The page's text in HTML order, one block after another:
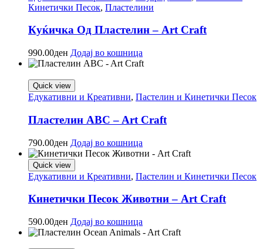
Кинетички Песок, Пластелини
Куќичка Од Пластелин – Art Craft
990.00ден Додај во кошница
Quick view
Едукативни и Креативни, Пастелин и Кинетички Песок
Пластелин ABC – Art Craft
790.00ден Додај во кошница
Quick view
Едукативни и Креативни, Пастелин и Кинетички Песок
Кинетички Песок Животни – Art Craft
590.00ден Додај во кошница